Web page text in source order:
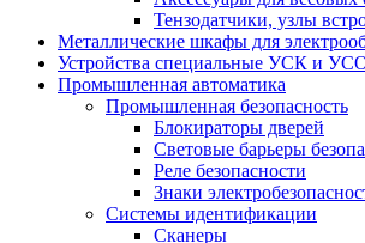
Тензодатчики, узлы
Металлические шкафы для
Устройства специальные УСК и
Промышленная автоматика
Промышленная безопасность
Блокираторы дверей
Световые барьеры
Реле безопасности
Знаки
Системы идентификации
Сканеры